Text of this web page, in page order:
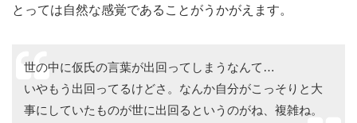
とっては自然な感覚であることがうかがえます。
世の中に仮氏の言葉が出回ってしまうなんて…
いやもう出回ってるけどさ。なんか自分がこっそりと大
事にしていたものが世に出回るというのがね、複雑ね。